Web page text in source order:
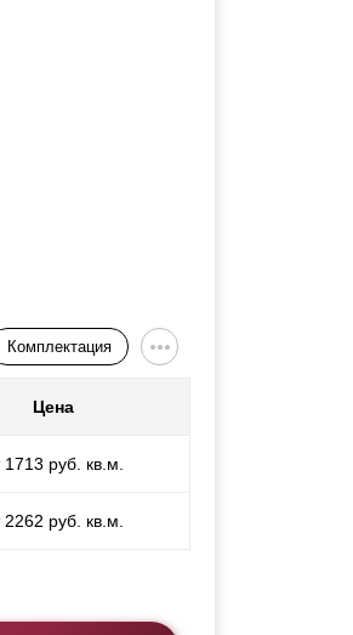
Комплектация
Цена
1713 руб. кв.м.
2262 руб. кв.м.